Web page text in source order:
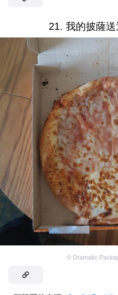
21. 我的披薩送
© Dramatic-